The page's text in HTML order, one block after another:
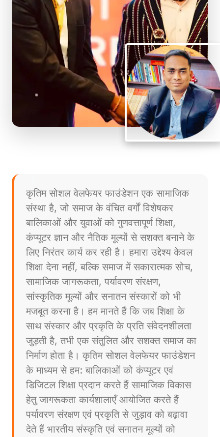
कृतिम सोशल वेलफेयर फाउंडेशन एक सामाजिक
संस्था है, जो समाज के वंचित वर्गों विशेषकर
बालिकाओं और युवाओं को गुणवत्तापूर्ण शिक्षा,
कंप्यूटर ज्ञान और नैतिक मूल्यों से सशक्त बनाने के
लिए निरंतर कार्य कर रही है। हमारा उद्देश्य केवल
शिक्षा देना नहीं, बल्कि समाज में सकारात्मक सोच,
सामाजिक जागरूकता, पर्यावरण संरक्षण,
सांस्कृतिक मूल्यों और सनातन संस्कारों को भी
मजबूत करना है। हम मानते हैं कि जब शिक्षा के
साथ संस्कार और प्रकृति के प्रति संवेदनशीलता
जुड़ती है, तभी एक संतुलित और सशक्त समाज का
निर्माण होता है। कृतिम सोशल वेलफेयर फाउंडेशन
के माध्यम से हम: बालिकाओं को कंप्यूटर एवं
डिजिटल शिक्षा प्रदान करते हैं सामाजिक विकास
हेतु जागरूकता कार्यशालाएँ आयोजित करते हैं
पर्यावरण संरक्षण एवं प्रकृति से जुड़ाव को बढ़ावा
देते हैं भारतीय संस्कृति एवं सनातन मूल्यों को